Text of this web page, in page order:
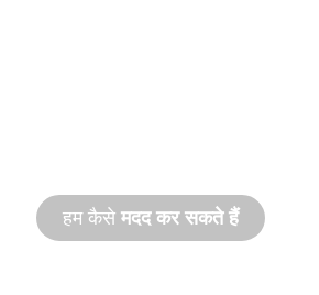
हम कैसे मदद कर सकते हैं